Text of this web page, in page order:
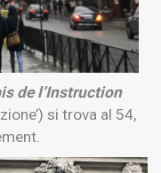
de l’Instruction
si trova al 54,